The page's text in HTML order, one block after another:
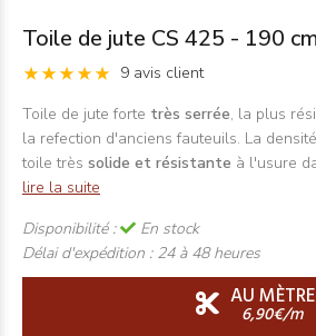
Toile de jute CS 425 - 190
9 avis client
Toile de jute forte très serrée, la plus
la refection d'anciens fauteuils. La
toile très solide et résistante à l'usure
lire la suite
Disponibilité :
En stock
Délai d'expédition : 24 à 48 heures
AU MÈTRE
6,90€/m